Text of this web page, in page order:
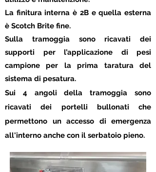
La finitura interna è 2B e quella esterna
è Scotch Brite fine.
Sulla tramoggia sono ricavati dei
supporti per l’applicazione di pesi
campione per la prima taratura del
sistema di pesatura.
Sui 4 angoli della tramoggia sono
ricavati dei portelli bullonati che
permettono un accesso di emergenza
all'interno anche con il serbatoio pieno.